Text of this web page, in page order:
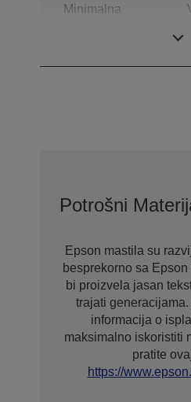
Minimalna
Potrošni
Epson mastila su
besprekorno sa
bi proizvela jasan
trajati
informacija o
maksimalno iskoristiti
pratite
https://